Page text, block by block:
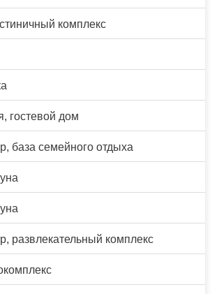
комплекс
гостевой дом
база семейного отдыха
развлекательный комплекс